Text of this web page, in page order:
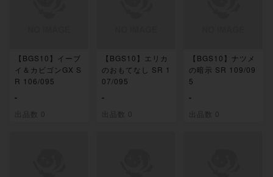
【BGS10】イーブ
イ＆カビゴンGX S
R 106/095
-
出品数 0
【BGS10】エリカ
のおもてなし SR 1
07/095
-
出品数 0
【BGS10】ナツメ
の暗示 SR 109/09
5
-
出品数 0